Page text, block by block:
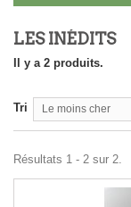
LES INÉDITS
Il y a 2 produits.
Tri Le moins cher
Résultats 1 - 2 sur 2.